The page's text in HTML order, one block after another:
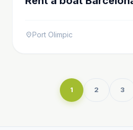
location_onPort Olimpic
1 2 3